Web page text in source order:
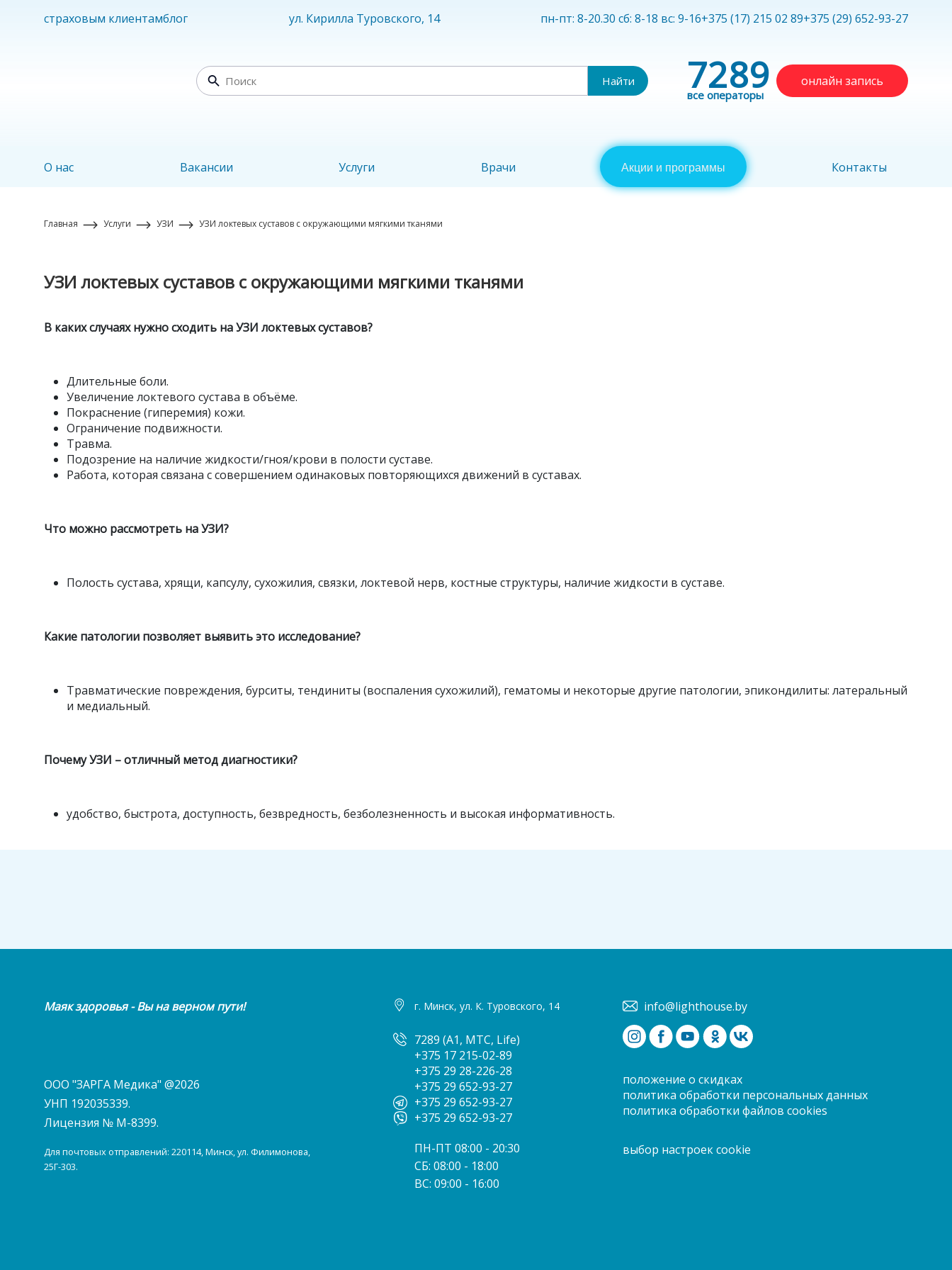
страховым клиентамблог ул. Кирилла Туровского, 14 пн-пт: 8-20.30 сб: 8-18 вс: 9-16+375 (17) 215 02 89+375 (29) 652-93-27
Найти 7289
все операторы
онлайн запись
О нас Вакансии Услуги Врачи Акции и программы Контакты
Главная Услуги УЗИ УЗИ локтевых суставов с окружающими мягкими тканями
УЗИ локтевых суставов с окружающими мягкими тканями
В каких случаях нужно сходить на УЗИ локтевых суставов?
Длительные боли.
Увеличение локтевого сустава в объёме.
Покраснение (гиперемия) кожи.
Ограничение подвижности.
Травма.
Подозрение на наличие жидкости/гноя/крови в полости суставе.
Работа, которая связана с совершением одинаковых повторяющихся движений в суставах.
Что можно рассмотреть на УЗИ?
Полость сустава, хрящи, капсулу, сухожилия, связки, локтевой нерв, костные структуры, наличие жидкости в суставе.
Какие патологии позволяет выявить это исследование?
Травматические повреждения, бурситы, тендиниты (воспаления сухожилий), гематомы и некоторые другие патологии, эпикондилиты: латеральный
и медиальный.
Почему УЗИ – отличный метод диагностики?
удобство, быстрота, доступность, безвредность, безболезненность и высокая информативность.
Маяк здоровья - Вы на верном пути!
ООО "ЗАРГА Медика" @2026
УНП 192035339.
Лицензия № М-8399.
Для почтовых отправлений: 220114, Минск, ул. Филимонова,
25Г-303.
г. Минск, ул. К. Туровского, 14
7289 (A1, МТС, Life)
+375 17 215-02-89
+375 29 28-226-28
+375 29 652-93-27
+375 29 652-93-27
+375 29 652-93-27
ПН-ПТ 08:00 - 20:30
СБ: 08:00 - 18:00
ВС: 09:00 - 16:00
info@lighthouse.by
положение о скидках
политика обработки персональных данных
политика обработки файлов cookies
выбор настроек cookie